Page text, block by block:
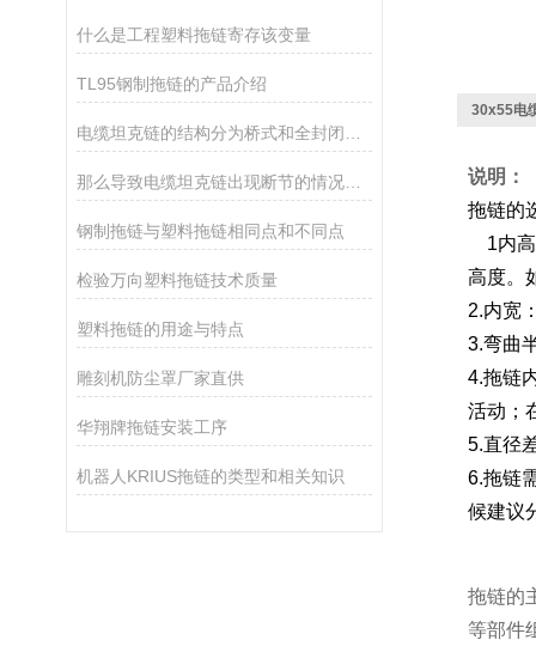
什么是工程塑料拖链寄存该变量
TL95钢制拖链的产品介绍
那么导致电缆坦克链出现断节的情况有那些呢
钢制拖链与塑料拖链相同点和不同点
检验万向塑料拖链技术质量
塑料拖链的用途与特点
雕刻机防尘罩厂家直供
华翔牌拖链安装工序
机器人KRIUS拖链的类型和相关知识
30x55电
说明：
拖链的
1内
高度。
2.内宽
3.弯曲
4.拖链
活动；
5.直径
6.拖链
候建议
拖链的
等部件